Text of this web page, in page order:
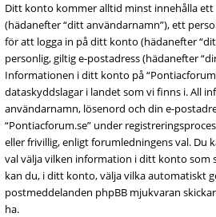
Ditt konto kommer alltid minst innehålla
(hädanefter “ditt användarnamn”), ett
för att logga in på ditt konto (hädanefter
personlig, giltig e-postadress (hädanefter
Informationen i ditt konto på
dataskyddslagar i landet som vi finns i. All
användarnamn, lösenord och din e-
“Pontiacforum.se” under
eller frivillig, enligt forumledningens val. Du
val välja vilken information i ditt konto som
kan du, i ditt konto, välja vilka automatiskt
postmeddelanden phpBB mjukvaran
ha.